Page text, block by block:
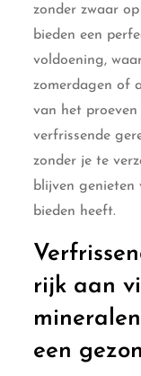
zonder zwaar
bieden een
voldoening,
zomerdagen of
van het proeven
verfrissende
zonder je te
blijven genieten
bieden heeft.
rijk aan
een